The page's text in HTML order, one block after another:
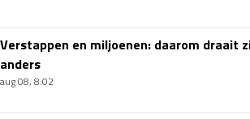
Verstappen en miljoenen: daarom draait
anders
aug 08, 8:02